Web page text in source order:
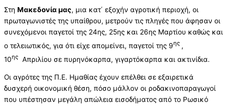
Στη Μακεδονία μας, μια κατ΄ εξοχήν αγροτική περιοχή, οι
πρωταγωνιστές της υπαίθρου, μετρούν τις πληγές που άφησαν οι
συνεχόμενοι παγετοί της 24ης, 25ης και 26ης Μαρτίου καθώς και
ο τελειωτικός, για ότι είχε απομείνει, παγετοί της 9ης ,
10ης Απριλίου σε πυρηνόκαρπα, γιγαρτόκαρπα και ακτινίδια.
Οι αγρότες της Π.Ε. Ημαθίας έχουν επέλθει σε εξαιρετικά
δυσχερή οικονομική θέση, πόσο μάλλον οι ροδακινοπαραγωγοί
που υπέστησαν μεγάλη απώλεια εισοδήματος από το Ρωσικό